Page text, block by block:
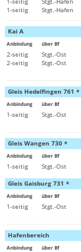
1-seitig Stgt.-Hafen
1-seitig
Stgt.-Hafen
Kai A
Anbindung über Bf
2-seitig Stgt.-Ost
2-seitig
Stgt.-Ost
Gleis Hedelfingen 761 *
Anbindung über Bf
1-seitig Stgt.-Ost
Gleis Wangen 730 *
Anbindung über Bf
1-seitig Stgt.-Ost
Gleis Gaisburg 731 *
Anbindung über Bf
1-seitig Stgt.-Ost
Hafenbereich
Anbindung über Bf